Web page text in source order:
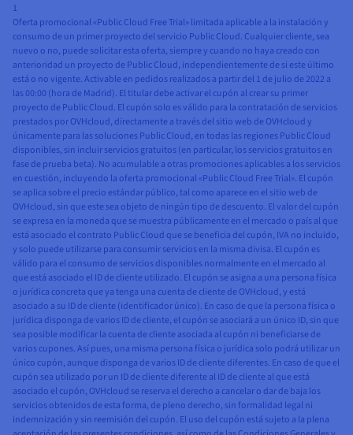
1
Oferta promocional «Public Cloud Free Trial» limitada aplicable a la instalación y
consumo de un primer proyecto del servicio Public Cloud. Cualquier cliente, sea
nuevo o no, puede solicitar esta oferta, siempre y cuando no haya creado con
anterioridad un proyecto de Public Cloud, independientemente de si este último
está o no vigente. Activable en pedidos realizados a partir del 1 de julio de 2022 a
las 00:00 (hora de Madrid). El titular debe activar el cupón al crear su primer
proyecto de Public Cloud. El cupón solo es válido para la contratación de servicios
prestados por OVHcloud, directamente a través del sitio web de OVHcloud y
únicamente para las soluciones Public Cloud, en todas las regiones Public Cloud
disponibles, sin incluir servicios gratuitos (en particular, los servicios gratuitos en
fase de prueba beta). No acumulable a otras promociones aplicables a los servicios
en cuestión, incluyendo la oferta promocional «Public Cloud Free Trial». El cupón
se aplica sobre el precio estándar público, tal como aparece en el sitio web de
OVHcloud, sin que este sea objeto de ningún tipo de descuento. El valor del cupón
se expresa en la moneda que se muestra públicamente en el mercado o país al que
está asociado el contrato Public Cloud que se beneficia del cupón, IVA no incluido,
y solo puede utilizarse para consumir servicios en la misma divisa. El cupón es
válido para el consumo de servicios disponibles normalmente en el mercado al
que está asociado el ID de cliente utilizado. El cupón se asigna a una persona física
o jurídica concreta que ya tenga una cuenta de cliente de OVHcloud, y está
asociado a su ID de cliente (identificador único). En caso de que la persona física o
jurídica disponga de varios ID de cliente, el cupón se asociará a un único ID, sin que
sea posible modificar la cuenta de cliente asociada al cupón ni beneficiarse de
varios cupones. Así pues, una misma persona física o jurídica solo podrá utilizar un
único cupón, aunque disponga de varios ID de cliente diferentes. En caso de que el
cupón sea utilizado por un ID de cliente diferente al ID de cliente al que está
asociado el cupón, OVHcloud se reserva el derecho a cancelar o dar de baja los
servicios obtenidos de esta forma, de pleno derecho, sin formalidad legal ni
indemnización y sin reemisión del cupón. El uso del cupón está sujeto a la plena